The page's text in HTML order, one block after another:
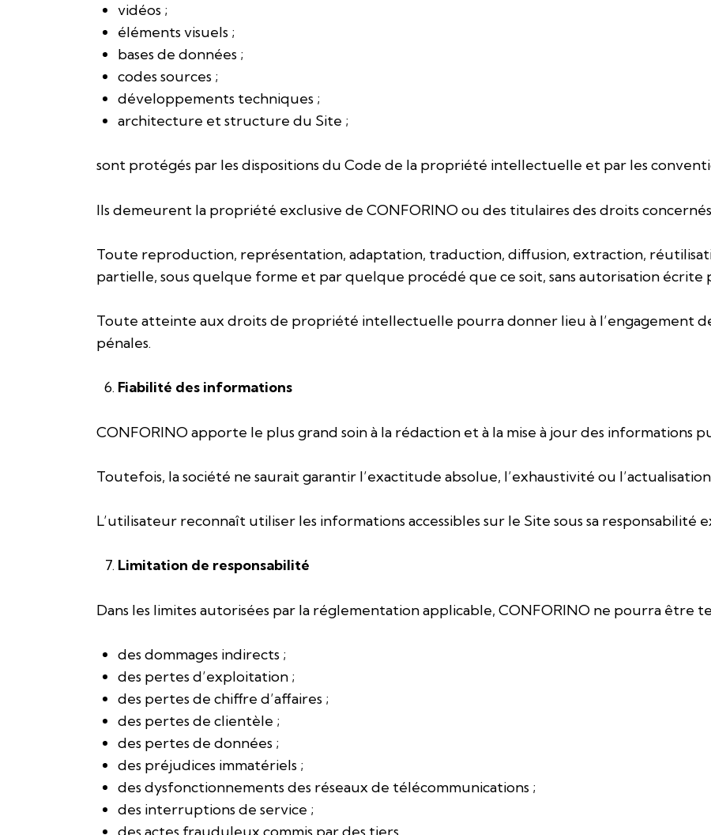
vidéos ;
éléments visuels ;
bases de données ;
codes sources ;
développements techniques ;
architecture et structure du Site ;
sont protégés par les dispositions du Code de la propriété intellectuelle et par les
Ils demeurent la propriété exclusive de CONFORINO ou des titulaires des droits
Toute reproduction, représentation, adaptation, traduction, diffusion, extraction,
partielle, sous quelque forme et par quelque procédé que ce soit, sans autorisation
Toute atteinte aux droits de propriété intellectuelle pourra donner lieu à l’engagement
pénales.
Fiabilité des informations
CONFORINO apporte le plus grand soin à la rédaction et à la mise à jour des informations
Toutefois, la société ne saurait garantir l’exactitude absolue, l’exhaustivité ou
L’utilisateur reconnaît utiliser les informations accessibles sur le Site sous sa responsabilité
Limitation de responsabilité
Dans les limites autorisées par la réglementation applicable, CONFORINO ne pourra être
des dommages indirects ;
des pertes d’exploitation ;
des pertes de chiffre d’affaires ;
des pertes de clientèle ;
des pertes de données ;
des préjudices immatériels ;
des dysfonctionnements des réseaux de télécommunications ;
des interruptions de service ;